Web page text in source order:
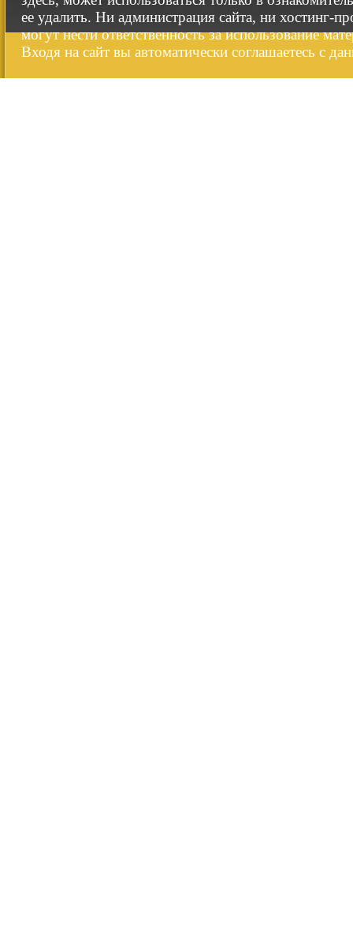
ее удалить. Ни администрация сайта, ни хостинг-
могут нести ответственность за использование
Входя на сайт вы автоматически соглашаетесь с